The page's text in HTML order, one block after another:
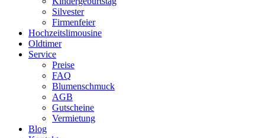
Silvester
Firmenfeier
Hochzeitslimousine
Oldtimer
Service
Preise
FAQ
Blumenschmuck
AGB
Gutscheine
Vermietung
Blog